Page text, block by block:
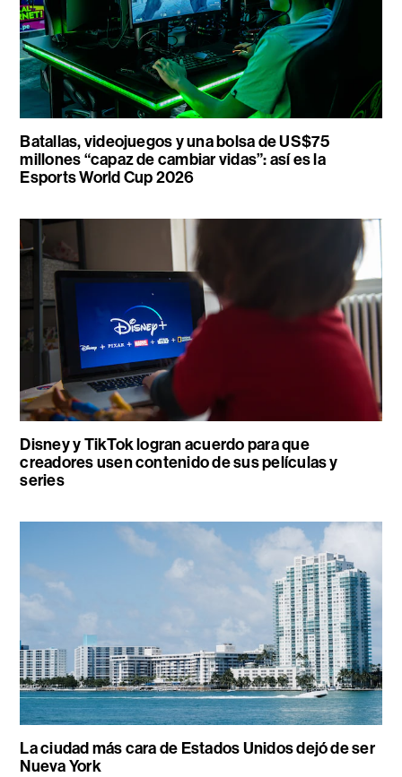
Batallas, videojuegos y una bolsa de US$75
millones “capaz de cambiar vidas”: así es la
Esports World Cup 2026
Disney y TikTok logran acuerdo para que
creadores usen contenido de sus películas y
series
La ciudad más cara de Estados Unidos dejó de ser
Nueva York